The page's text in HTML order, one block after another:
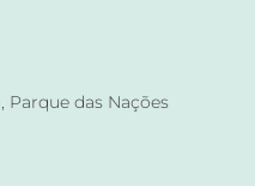
Parque das Nações